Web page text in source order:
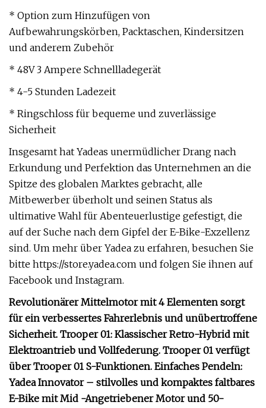
* Option zum Hinzufügen von
Aufbewahrungskörben, Packtaschen, Kindersitzen
und anderem Zubehör
* 48V 3 Ampere Schnellladegerät
* 4-5 Stunden Ladezeit
* Ringschloss für bequeme und zuverlässige
Sicherheit
Insgesamt hat Yadeas unermüdlicher Drang nach
Erkundung und Perfektion das Unternehmen an die
Spitze des globalen Marktes gebracht, alle
Mitbewerber überholt und seinen Status als
ultimative Wahl für Abenteuerlustige gefestigt, die
auf der Suche nach dem Gipfel der E-Bike-Exzellenz
sind. Um mehr über Yadea zu erfahren, besuchen Sie
bitte https://store.yadea.com und folgen Sie ihnen auf
Facebook und Instagram.
Revolutionärer Mittelmotor mit 4 Elementen sorgt
für ein verbessertes Fahrerlebnis und unübertroffene
Sicherheit. Trooper 01: Klassischer Retro-Hybrid mit
Elektroantrieb und Vollfederung. Trooper 01 verfügt
über Trooper 01 S-Funktionen. Einfaches Pendeln:
Yadea Innovator – stilvolles und kompaktes faltbares
E-Bike mit Mid -Angetriebener Motor und 50-